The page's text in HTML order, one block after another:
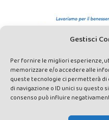
Gestisci
Per fornire le migliori esperienze,
memorizzare e/o accedere alle
queste tecnologie ci permetterà
di navigazione o ID unici su questo
consenso può influire